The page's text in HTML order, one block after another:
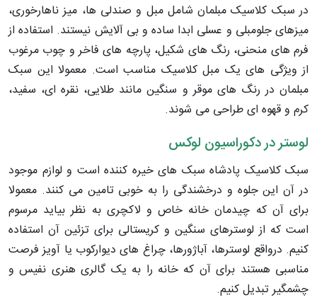
در سبک کلاسیک مبلمان شامل مبل و صندلی ها، میز ناهارخوری،
میزهای جلومبلی و عسلی ابدا ساده و بی آلایش نیستند. استفاده از
فرم های منحنی، رنگ های شکیل، پارچه های فاخر و چوب مرغوب
از ویژگی های یک مبل کلاسیک مناسب است. معمولا این سبک
مبلمان در رنگ های موقر و سنگین مانند طلایی، نقره ای، سفید،
کرم و قهوه ای طراحی می شوند.
لوستر در دکوراسیون لوکس
سبک کلاسیک پادشاه سبک های خیره کننده است و لوازم موجود
در آن این جلوه و درخشندگی را به خوبی تامین می کنند. معمولا
برای آن که چیدمان خانه خاص و لاکچری به نظر بیاید مرسوم
است که از لوسترهای سنگین و کریستالی برای تزئین آن استفاده
کنیم. درواقع لوسترها، آباژورها، چراغ های دیوارکوب یا آویز فرصت
مناسبی هستند برای آن که خانه را به یک گالری هنری نفیس و
چشمگیر تبدیل کنیم.